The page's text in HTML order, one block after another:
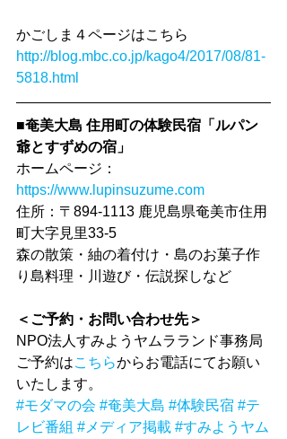
かごしま４ページはこちら
http://blog.mbc.co.jp/kago4/2017/08/81-
5818.html
■奄美大島 住用町の体験民宿「ルパン
爺とすずめの宿」
ホームページ：
https://www.lupinsuzume.com
住所：〒894-1113 鹿児島県奄美市住用
町大字見里33-5​​
森の散策・紬の着付け・島のお菓子作
り​島料理・川遊び・伝説探しなど
＜ご予約・お問い合わせ先＞
NPO法人すみようヤムラランド事務局
ご予約はこちらからお電話にてお願い
いたします。
#モダマの会 #奄美大島 #体験民宿 #テ
レビ番組 #メディア掲載 #すみようヤム